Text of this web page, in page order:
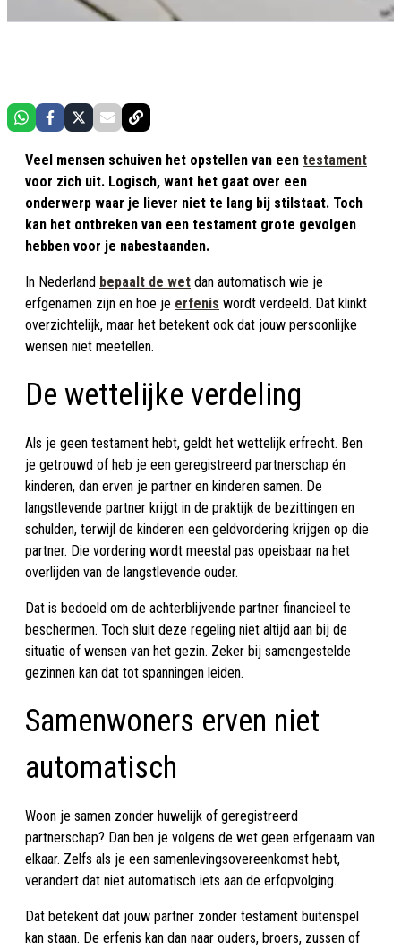
Veel mensen schuiven het opstellen van een testament
voor zich uit. Logisch, want het gaat over een
onderwerp waar je liever niet te lang bij stilstaat. Toch
kan het ontbreken van een testament grote gevolgen
hebben voor je nabestaanden.
In Nederland bepaalt de wet dan automatisch wie je
erfgenamen zijn en hoe je erfenis wordt verdeeld. Dat klinkt
overzichtelijk, maar het betekent ook dat jouw persoonlijke
wensen niet meetellen.
De wettelijke verdeling
Als je geen testament hebt, geldt het wettelijk erfrecht. Ben
je getrouwd of heb je een geregistreerd partnerschap én
kinderen, dan erven je partner en kinderen samen. De
langstlevende partner krijgt in de praktijk de bezittingen en
schulden, terwijl de kinderen een geldvordering krijgen op die
partner. Die vordering wordt meestal pas opeisbaar na het
overlijden van de langstlevende ouder.
Dat is bedoeld om de achterblijvende partner financieel te
beschermen. Toch sluit deze regeling niet altijd aan bij de
situatie of wensen van het gezin. Zeker bij samengestelde
gezinnen kan dat tot spanningen leiden.
Samenwoners erven niet
automatisch
Woon je samen zonder huwelijk of geregistreerd
partnerschap? Dan ben je volgens de wet geen erfgenaam van
elkaar. Zelfs als je een samenlevingsovereenkomst hebt,
verandert dat niet automatisch iets aan de erfopvolging.
Dat betekent dat jouw partner zonder testament buitenspel
kan staan. De erfenis kan dan naar ouders, broers, zussen of